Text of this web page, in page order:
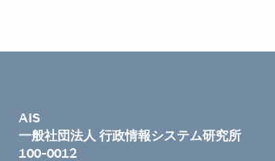
AIS
一般社団法人 行政情報システム研究所
100-0012